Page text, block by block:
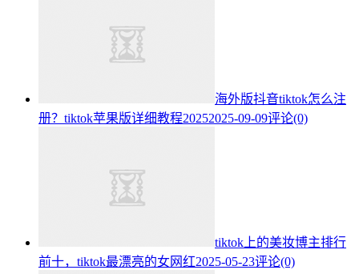
海外版抖音tiktok怎么注
册？tiktok苹果版详细教程20252025-09-09评论(0)
tiktok上的美妆博主排行
前十，tiktok最漂亮的女网红2025-05-23评论(0)